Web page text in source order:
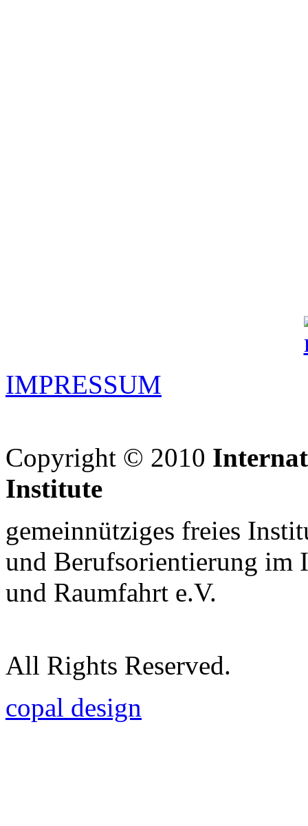
IMPRESSUM
Copyright © 2010
Institute
gemeinnütziges freies
und Berufsorientierung im
und Raumfahrt e.V.
All Rights Reserved.
copal design